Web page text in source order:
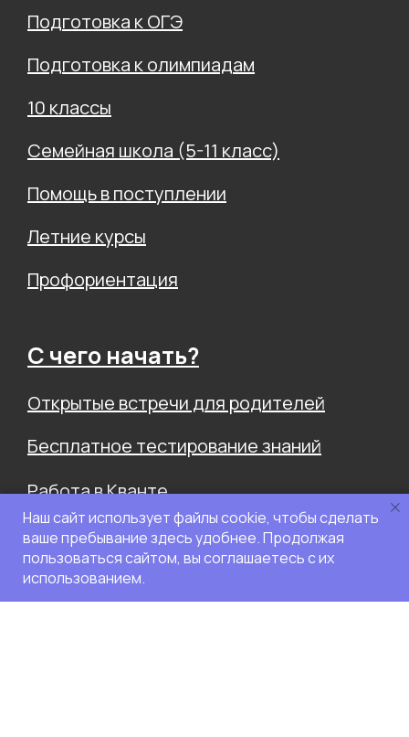
Наш сайт использует файлы cookie, чтобы сделать
ваше пребывание здесь удобнее. Продолжая
пользоваться сайтом, вы соглашаетесь с их
использованием.
День открытых дверей 5 и 6 сентября
Семейная школа (5-11 класс)
Подготовка к ОГЭ
Подготовка к олимпиадам
Помощь в поступлении
Летние курсы
10 классы
С чего начать?
Бесплатное тестирование знаний
Открытые встречи для родителей
Профориентация
Работа в Кванте
Чат с поддержкой